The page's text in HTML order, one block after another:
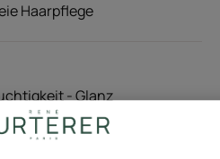
Haarpflege
- Glanz